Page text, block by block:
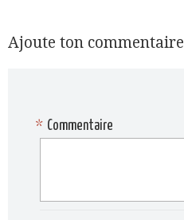
Ajoute ton commentaire
Commentaire
*